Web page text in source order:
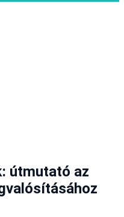
útmutató az